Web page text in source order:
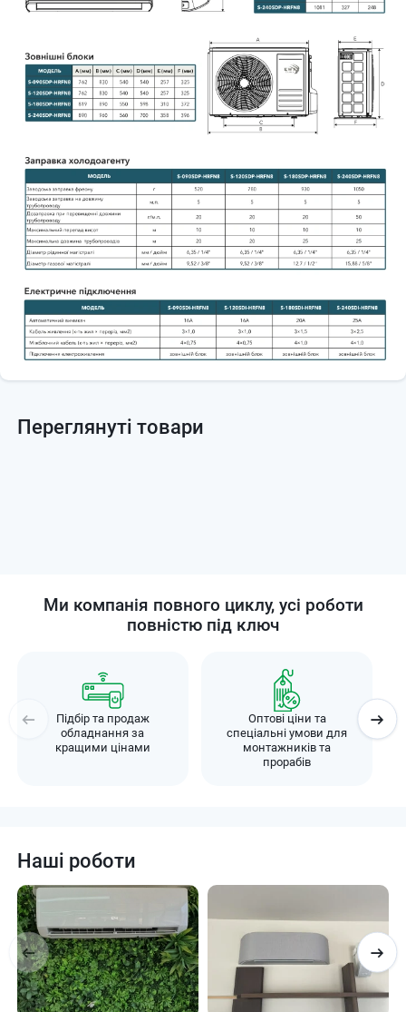
Переглянуті товари
Ми компанія повного циклу, усі роботи
повністю під ключ
Підбір та продаж
обладнання за
кращими цінами
Оптові ціни та
спеціальні умови для
монтажників та
прорабів
Наші роботи